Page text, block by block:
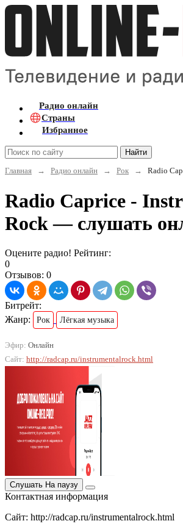
Радио онлайн
Страны
Избранное
Найти
Главная
→ Радио онлайн → Рок → Radio
Radio Caprice -
Rock — слушать
Оцените радио! Рейтинг:
0
Отзывов: 0
Битрейт:
Жанр:
Рок Лёгкая музыка
Эфир: Онлайн
Сайт: http://radcap.ru/instrumentalrock.html
Слушать На паузу
Контактная информация
Сайт: http://radcap.ru/instrumentalrock.html